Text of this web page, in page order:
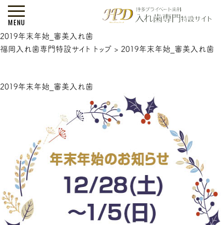
MENU
2019年末年始_審美入れ歯
福岡入れ歯専門特設サイト トップ > 2019年末年始_審美入れ歯
2019年末年始_審美入れ歯